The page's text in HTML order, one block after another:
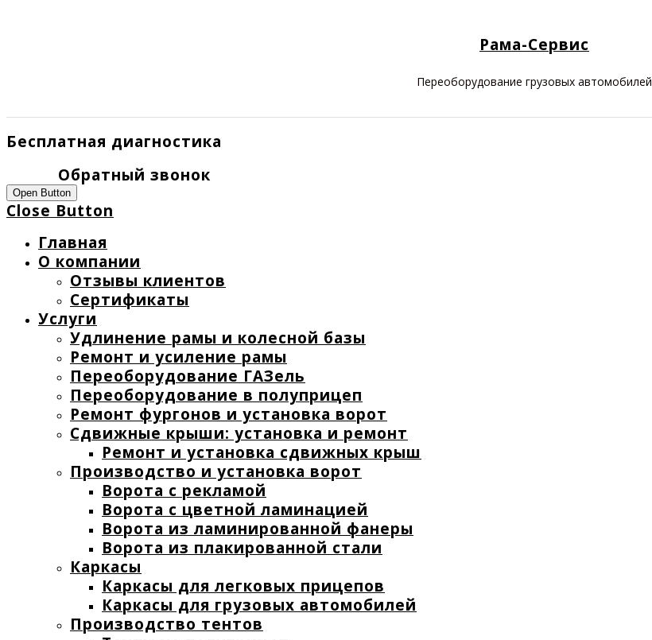
Рама-Сервис
Переоборудование грузовых автомобилей
Бесплатная диагностика
Обратный звонок
Open Button
Close Button
Главная
О компании
Отзывы клиентов
Сертификаты
Услуги
Удлинение рамы и колесной базы
Ремонт и усиление рамы
Переоборудование ГАЗель
Переоборудование в полуприцеп
Ремонт фургонов и установка ворот
Сдвижные крыши: установка и ремонт
Ремонт и установка сдвижных крыш
Производство и установка ворот
Ворота с рекламой
Ворота с цветной ламинацией
Ворота из ламинированной фанеры
Ворота из плакированной стали
Каркасы
Каркасы для легковых прицепов
Каркасы для грузовых автомобилей
Производство тентов